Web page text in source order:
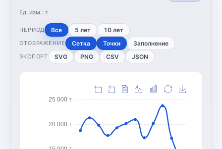
Ед. изм.: т
ПЕРИОД Все 5 лет 10 лет
ОТОБРАЖЕНИЕ Сетка Точки Заполнение
ЭКСПОРТ SVG PNG CSV JSON
20 000 т
25 000 т